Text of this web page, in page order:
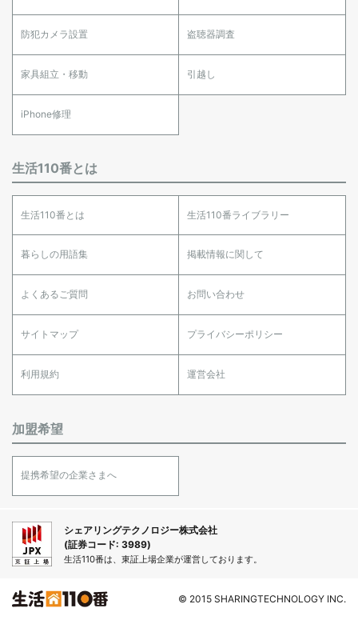
防犯カメラ設置 盗聴器調査
家具組立・移動 引越し
iPhone修理
生活110番とは
生活110番とは 生活110番ライブラリー
暮らしの用語集 掲載情報に関して
よくあるご質問 お問い合わせ
サイトマップ プライバシーポリシー
利用規約 運営会社
加盟希望
提携希望の企業さまへ
シェアリングテクノロジー株式会社
(証券コード: 3989)
生活110番は、東証上場企業が運営しております。
© 2015 SHARINGTECHNOLOGY INC.